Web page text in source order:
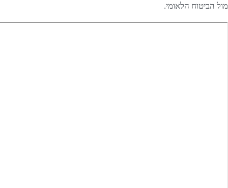
מול הביטוח הלאומי.